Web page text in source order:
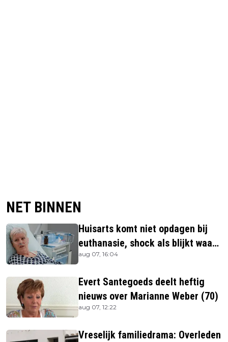
NET BINNEN
Huisarts komt niet opdagen bij
euthanasie, shock als blijkt waar
ze is
aug 07, 16:04
Evert Santegoeds deelt heftig
nieuws over Marianne Weber (70)
aug 07, 12:22
Vreselijk familiedrama: Overleden